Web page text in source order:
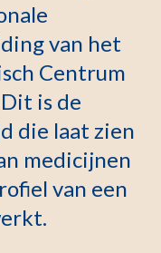
van het
Centrum
is de
die laat zien
medicijnen
van een